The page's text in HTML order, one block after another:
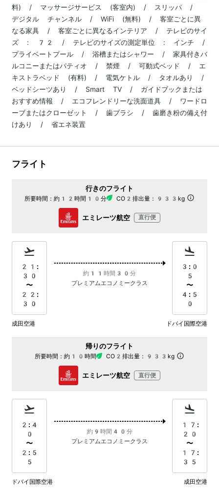
料) / マッサージサービス (客室内) / スリッパ /
デジタル チャンネル / WiFi (無料) / 客室ごとに異
なる家具 / 客室ごとに異なるインテリア / テレビのサイ
ズ : 72 / テレビのサイズの測定単位 : インチ /
プライベートプール / 浴槽またはシャワー / 家具付きバ
ルコニーまたはパティオ / 禁煙 / 可動式ベッド / エ
キストラベッド (有料) / 電気ケトル / タオルあり /
ベッドシーツあり / Smart TV / ガイドブックまたは
おすすめ情報 / エコフレンドリーな洗面道具 / ワードロ
ーブまたはクローゼット / 歯ブラシ / 歯磨き粉の備え付
けあり / 省エネ装置
フライト
行きのフライト
所要時間： 約12時間10分 CO2排出量： 933kg
エミレーツ航空 直行便
21:
30
〜
22:
30
約11時間30分
プレミアムエコノミークラス
3:0
5
〜
4:5
0
成田空港 ドバイ国際空港
帰りのフライト
所要時間： 約10時間 CO2排出量： 933kg
エミレーツ航空 直行便
2:4
0
〜
2:5
5
約9時間40分
プレミアムエコノミークラス
17:
20
〜
17:
35
ドバイ国際空港 成田空港